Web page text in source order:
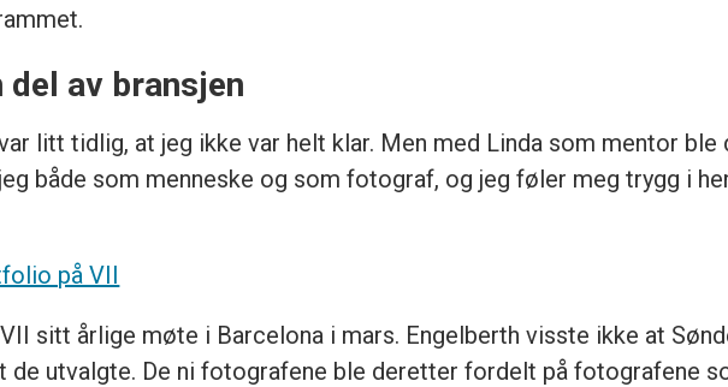
del av bransjen
litt tidlig, at jeg ikke var helt klar. Men med Linda som mentor ble
både som menneske og som fotograf, og jeg føler meg trygg i
på VII
sitt årlige møte i Barcelona i mars. Engelberth visste ikke at
de utvalgte. De ni fotografene ble deretter fordelt på fotografene